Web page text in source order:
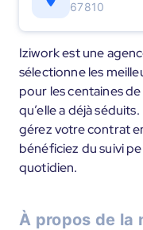
67810
Iziwork est une
sélectionne les
pour les centaines
qu’elle a déjà
gérez votre contrat
bénéficiez du suivi
quotidien.
À propos de la